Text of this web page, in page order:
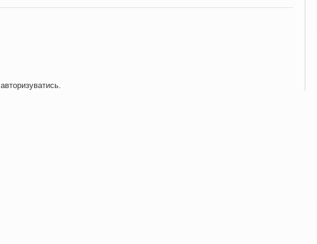
авторизуватись.